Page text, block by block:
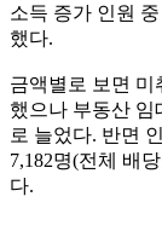
소득 증가 인원
했다.
금액별로 보면 미
했으나 부동산 임
로 늘었다. 반면
7,182명(전체 배
다.